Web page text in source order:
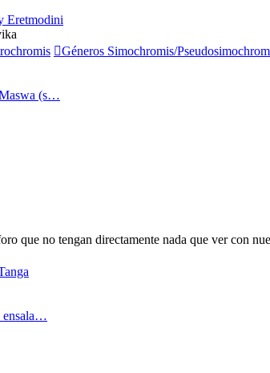
Eretmodini
Géneros Simochromis/
(s…
que no tengan directamente nada que ver con
ensala…